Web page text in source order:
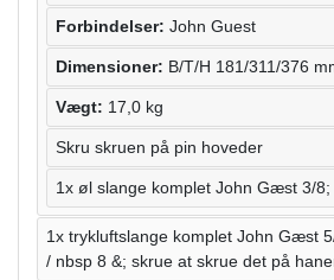
Forbindelser: John Guest
Dimensioner: B/T/H 181/311/376
Vægt: 17,0 kg
Skru skruen på pin hoveder
1x øl slange komplet John Gæst 3/8;
1x trykluftslange komplet John Gæst
/ nbsp 8 &; skrue at skrue det på